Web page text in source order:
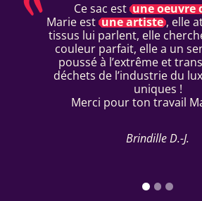
Ce sac est une oeuvre
Marie est une artiste , elle
tissus lui parlent, elle
couleur parfait, elle a un
poussé à l’extrême et
déchets de l’industrie du
uniques !
Merci pour ton travail
Brindille D.-J.